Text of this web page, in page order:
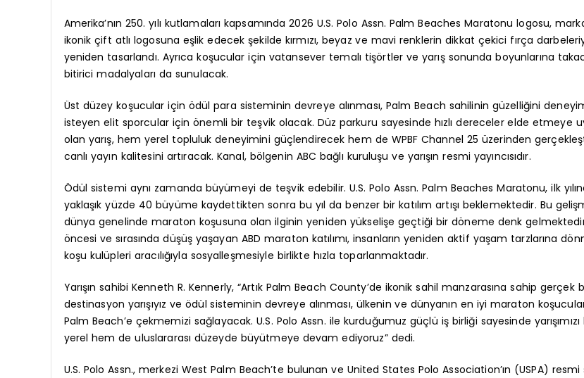
Amerika’nın 250. yılı kutlamaları kapsamında 2026 U.S. Polo Assn. Palm Beaches Maratonu logosu,
ikonik çift atlı logosuna eşlik edecek şekilde kırmızı, beyaz ve mavi renklerin dikkat çekici fırça
yeniden tasarlandı. Ayrıca koşucular için vatansever temalı tişörtler ve yarış sonunda boyunlarına
bitirici madalyaları da sunulacak.
Üst düzey koşucular için ödül para sisteminin devreye alınması, Palm Beach sahilinin güzelliğini
isteyen elit sporcular için önemli bir teşvik olacak. Düz parkuru sayesinde hızlı dereceler elde etmeye
olan yarış, hem yerel topluluk deneyimini güçlendirecek hem de WPBF Channel 25 üzerinden
canlı yayın kalitesini artıracak. Kanal, bölgenin ABC bağlı kuruluşu ve yarışın resmi yayıncısıdır.
Ödül sistemi aynı zamanda büyümeyi de teşvik edebilir. U.S. Polo Assn. Palm Beaches Maratonu, ilk
yaklaşık yüzde 40 büyüme kaydettikten sonra bu yıl da benzer bir katılım artışı beklemektedir. Bu
dünya genelinde maraton koşusuna olan ilginin yeniden yükselişe geçtiği bir döneme denk
öncesi ve sırasında düşüş yaşayan ABD maraton katılımı, insanların yeniden aktif yaşam tarzlarına
koşu kulüpleri aracılığıyla sosyalleşmesiyle birlikte hızla toparlanmaktadır.
Yarışın sahibi Kenneth R. Kennerly, “Artık Palm Beach County’de ikonik sahil manzarasına sahip gerçek
destinasyon yarışıyız ve ödül sisteminin devreye alınması, ülkenin ve dünyanın en iyi maraton
Palm Beach’e çekmemizi sağlayacak. U.S. Polo Assn. ile kurduğumuz güçlü iş birliği sayesinde
yerel hem de uluslararası düzeyde büyütmeye devam ediyoruz” dedi.
U.S. Polo Assn., merkezi West Palm Beach’te bulunan ve United States Polo Association’ın (USPA) resmi